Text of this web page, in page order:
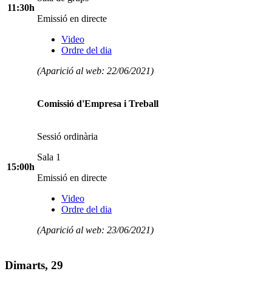
11:30h
Emissió en directe
Video
Ordre del dia
(Aparició al web: 22/06/2021)
15:00h
Comissió d'Empresa i Treball
Sessió ordinària
Sala 1
Emissió en directe
Video
Ordre del dia
(Aparició al web: 23/06/2021)
Dimarts, 29